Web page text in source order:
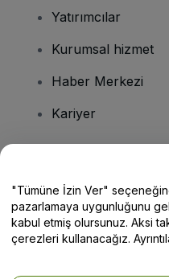
Yatırımcılar
Kurumsal hizmet
Haber Merkezi
Kariyer
Yardım Merkezi /
"Tümüne İzin Ver"
pazarlamaya uygunluğunu
kabul etmiş olursunuz. Aksi
çerezleri kullanacağız.